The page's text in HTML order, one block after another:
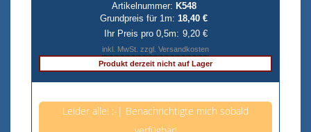
Artikelnummer: K548
Grundpreis für 1m: 18,40 €
Ihr Preis pro 0,5m: 9,20 €
inkl. MwSt. zzgl. Versandkosten
Produkt derzeit nicht auf Lager
Leider alle! :-| Benachrichtigte mich sobald